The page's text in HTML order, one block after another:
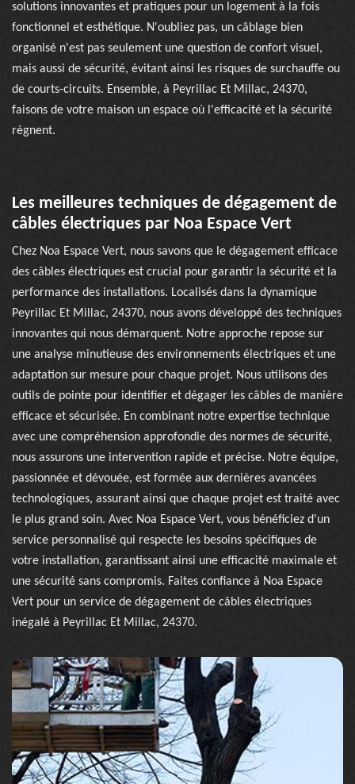
solutions innovantes et pratiques pour un logement à la fois
fonctionnel et esthétique. N'oubliez pas, un câblage bien
organisé n'est pas seulement une question de confort visuel,
mais aussi de sécurité, évitant ainsi les risques de surchauffe ou
de courts-circuits. Ensemble, à Peyrillac Et Millac, 24370,
faisons de votre maison un espace où l'efficacité et la sécurité
règnent.
Les meilleures techniques de dégagement de
câbles électriques par Noa Espace Vert
Chez Noa Espace Vert, nous savons que le dégagement efficace
des câbles électriques est crucial pour garantir la sécurité et la
performance des installations. Localisés dans la dynamique
Peyrillac Et Millac, 24370, nous avons développé des techniques
innovantes qui nous démarquent. Notre approche repose sur
une analyse minutieuse des environnements électriques et une
adaptation sur mesure pour chaque projet. Nous utilisons des
outils de pointe pour identifier et dégager les câbles de manière
efficace et sécurisée. En combinant notre expertise technique
avec une compréhension approfondie des normes de sécurité,
nous assurons une intervention rapide et précise. Notre équipe,
passionnée et dévouée, est formée aux dernières avancées
technologiques, assurant ainsi que chaque projet est traité avec
le plus grand soin. Avec Noa Espace Vert, vous bénéficiez d'un
service personnalisé qui respecte les besoins spécifiques de
votre installation, garantissant ainsi une efficacité maximale et
une sécurité sans compromis. Faites confiance à Noa Espace
Vert pour un service de dégagement de câbles électriques
inégalé à Peyrillac Et Millac, 24370.